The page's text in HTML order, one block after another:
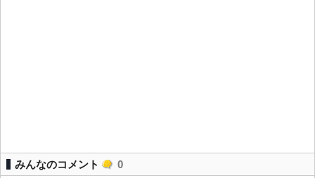
みんなのコメント 0